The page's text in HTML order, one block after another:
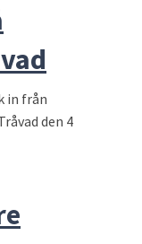
in från
den 4